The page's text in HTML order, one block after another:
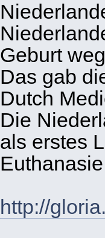
Geburt
Das gab
Dutch
Die
als erstes
http://